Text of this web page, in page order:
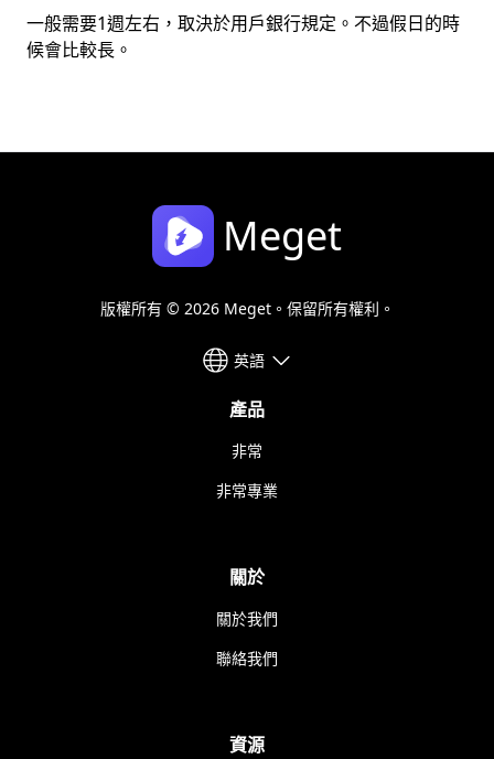
一般需要1週左右，取決於用戶銀行規定。不過假日的時
候會比較長。
Meget
版權所有 © 2026 Meget。保留所有權利。
英語
產品
非常
非常專業
關於
關於我們
聯絡我們
資源